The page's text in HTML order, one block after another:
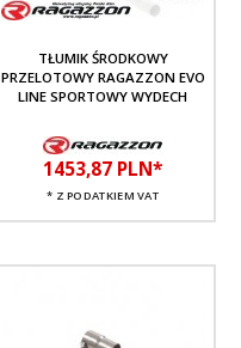
TŁUMIK ŚRODKOWY
PRZELOTOWY RAGAZZON EVO
LINE SPORTOWY WYDECH
1453,87 PLN*
* Z PODATKIEM VAT